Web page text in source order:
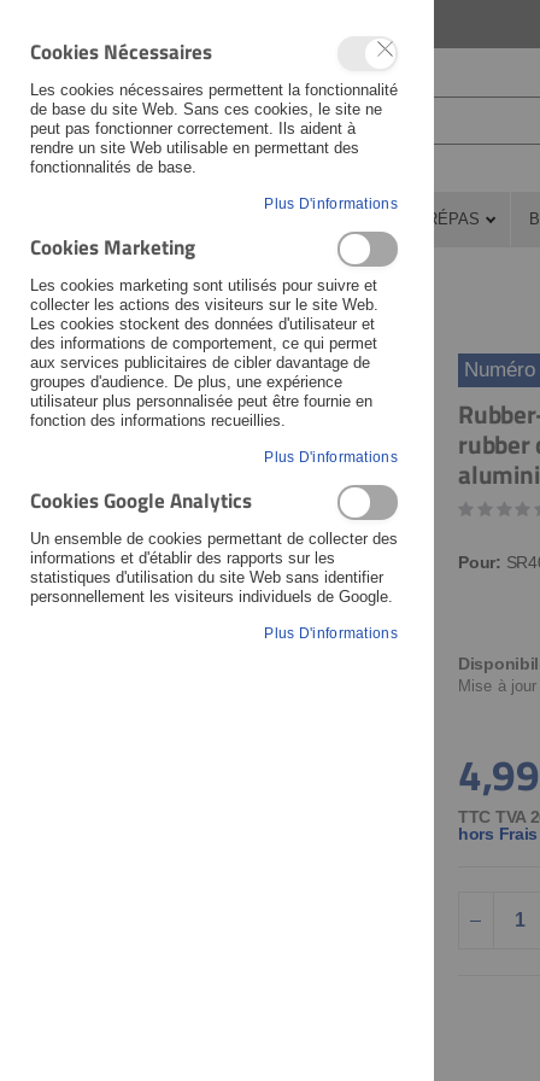
PRÉPAS
Actualités
Nouveaux produits
images
beginning
images
rubber
Pour:
Mise à
TTC TVA
hors
Cookies Nécessaires
Les cookies nécessaires permettent la fonctionnalité
de base du site Web. Sans ces cookies, le site ne
peut pas fonctionner correctement. Ils aident à
rendre un site Web utilisable en permettant des
fonctionnalités de base.
Plus D'informations
Cookies Marketing
Les cookies marketing sont utilisés pour suivre et
collecter les actions des visiteurs sur le site Web.
Les cookies stockent des données d'utilisateur et
des informations de comportement, ce qui permet
aux services publicitaires de cibler davantage de
groupes d'audience. De plus, une expérience
utilisateur plus personnalisée peut être fournie en
fonction des informations recueillies.
Plus D'informations
Cookies Google Analytics
Un ensemble de cookies permettant de collecter des
informations et d'établir des rapports sur les
statistiques d'utilisation du site Web sans identifier
personnellement les visiteurs individuels de Google.
Plus D'informations